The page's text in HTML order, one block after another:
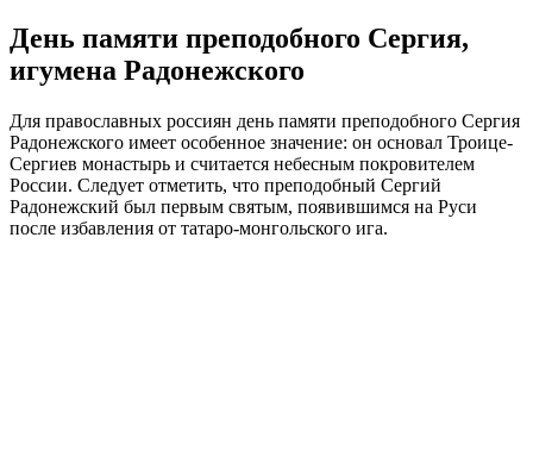
День памяти преподобного Сергия,
игумена Радонежского
Для православных россиян день памяти преподобного Сергия
Радонежского имеет особенное значение: он основал Троице-
Сергиев монастырь и считается небесным покровителем
России. Следует отметить, что преподобный Сергий
Радонежский был первым святым, появившимся на Руси
после избавления от татаро-монгольского ига.